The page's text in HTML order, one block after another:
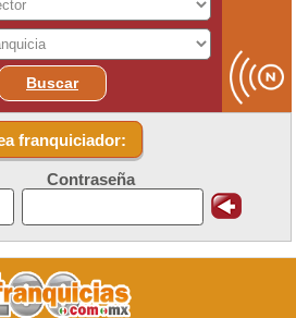
Buscar
franquiciador:
Contraseña